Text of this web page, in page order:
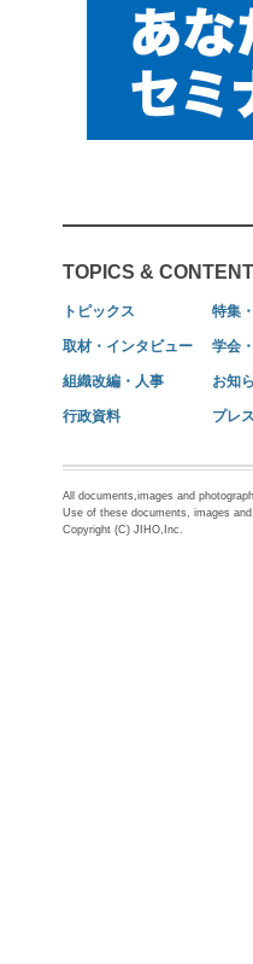
TOPICS &
トピックス 特集
取材・インタビュー 学会
組織改編・人事 お知
行政資料 プレ
All documents,images and
Use of these documents, images
Copyright (C) JIHO,Inc.